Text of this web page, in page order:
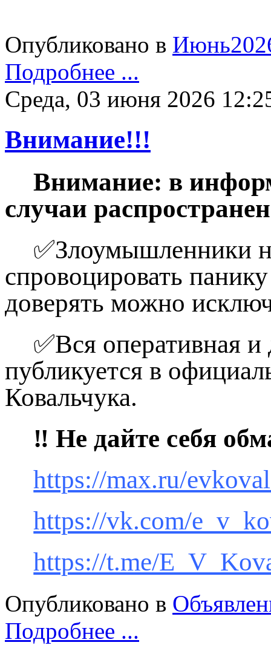
Опубликовано в
Подробнее ...
Среда, 03 июня 2026
Внимание!!!
Внимание: в
случаи
✅Злоумышленники
спровоцировать
доверять можно
✅Вся оперативная
публикуется в
Ковальчука.
‼️ Не дайте себя
https://max.ru/
https://vk.com/
https://t.me/
Опубликовано в
Подробнее ...